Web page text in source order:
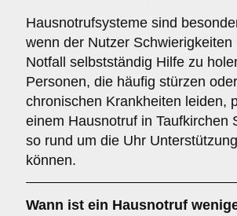
Hausnotrufsysteme sind
wenn der Nutzer Schwierigkeiten
Notfall selbstständig Hilfe zu
Personen, die häufig stürzen
chronischen Krankheiten leiden,
einem Hausnotruf in Taufkirchen
so rund um die Uhr
können.
Wann ist ein Hausnotruf